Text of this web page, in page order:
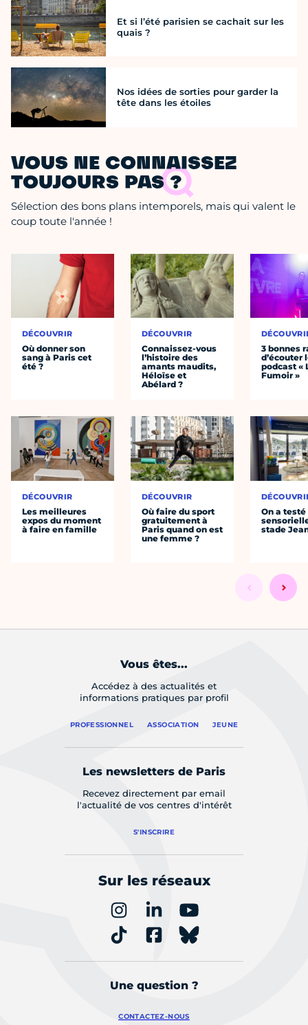
Et si l’été parisien se cachait sur les
quais ?
Nos idées de sorties pour garder la
tête dans les étoiles
VOUS NE CONNAISSEZ
TOUJOURS PAS ?
Sélection des bons plans intemporels, mais qui valent le
coup toute l'année !
DÉCOUVRIR
Où donner son
sang à Paris cet
été ?
DÉCOUVRIR
Les meilleures
expos du moment
à faire en famille
DÉCOUVRIR
Connaissez-vous
l’histoire des
amants maudits,
Héloïse et
Abélard ?
DÉCOUVRIR
Où faire du sport
gratuitement à
Paris quand on est
une femme ?
3 bonnes
d’écouter
podcast «
Fumoir »
On a
stade
Vous êtes...
Accédez à des actualités et
informations pratiques par profil
PROFESSIONNEL ASSOCIATION JEUNE
Les newsletters de Paris
Recevez directement par email
l'actualité de vos centres d'intérêt
S'INSCRIRE
Sur les réseaux
Une question ?
CONTACTEZ-NOUS